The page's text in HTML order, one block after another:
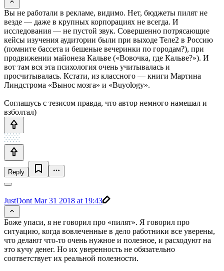
Вы не работали в рекламе, видимо. Нет, бюджеты пилят не
везде — даже в крупных корпорациях не всегда. И
исследования — не пустой звук. Совершенно потрясающие
кейсы изучения аудитории были при выходе Теле2 в Россию
(помните бассета и бешеные вечеринки по городам?), при
продвижении майонеза Кальве («Вовочка, где Кальве?»). И
вот там вся эта психология очень учитывалась и
просчитывалась. Кстати, из классного — книги Мартина
Линдстрома «Вынос мозга» и «Buyology».
Соглашусь с тезисом правда, что автор немного намешал и
взболтал)
Reply
JustDont Mar 31 2018 at 19:43
Боже упаси, я не говорил про «пилят». Я говорил про
ситуацию, когда вовлеченные в дело работники все уверены,
что делают что-то очень нужное и полезное, и расходуют на
это кучу денег. Но их уверенность не обязательно
соответствует их реальной полезности.